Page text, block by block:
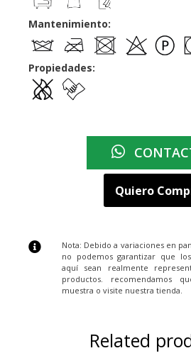
Mantenimiento:
Propiedades:
Quiero
Nota: Debido a variaciones en
no podemos garantizar que
aquí sean realmente
productos. recomendamos
muestra o visite nuestra tienda.
Related